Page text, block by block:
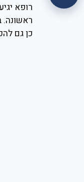
רופא
ראשונה.
כן גם